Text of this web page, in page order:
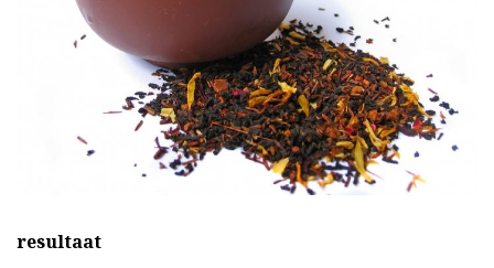
resultaat